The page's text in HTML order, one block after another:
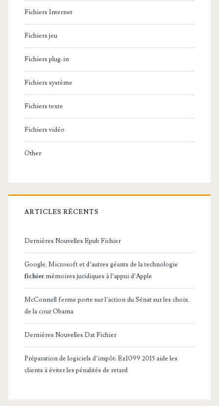
Fichiers Internet
Fichiers jeu
Fichiers plug-in
Fichiers système
Fichiers texte
Fichiers vidéo
Other
ARTICLES RÉCENTS
Dernières Nouvelles Epub Fichier
Google, Microsoft et d’autres géants de la technologie
fichier mémoires juridiques à l’appui d’Apple
McConnell ferme porte sur l’action du Sénat sur les choix
de la cour Obama
Dernières Nouvelles Dat Fichier
Préparation de logiciels d’impôt: Ez1099 2015 aide les
clients à éviter les pénalités de retard